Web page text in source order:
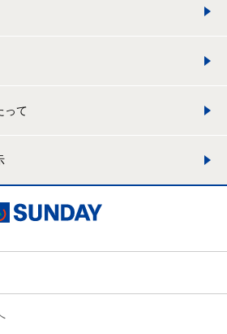
って